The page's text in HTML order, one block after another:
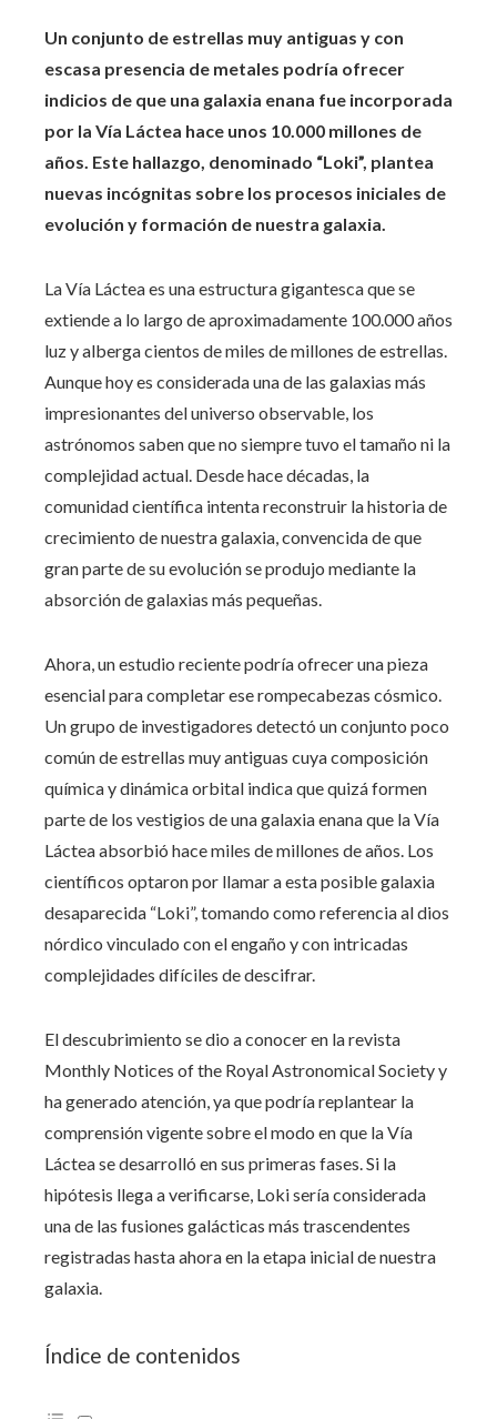
Un conjunto de estrellas muy antiguas y con
escasa presencia de metales podría ofrecer
indicios de que una galaxia enana fue incorporada
por la Vía Láctea hace unos 10.000 millones de
años. Este hallazgo, denominado “Loki”, plantea
nuevas incógnitas sobre los procesos iniciales de
evolución y formación de nuestra galaxia.
La Vía Láctea es una estructura gigantesca que se
extiende a lo largo de aproximadamente 100.000 años
luz y alberga cientos de miles de millones de estrellas.
Aunque hoy es considerada una de las galaxias más
impresionantes del universo observable, los
astrónomos saben que no siempre tuvo el tamaño ni la
complejidad actual. Desde hace décadas, la
comunidad científica intenta reconstruir la historia de
crecimiento de nuestra galaxia, convencida de que
gran parte de su evolución se produjo mediante la
absorción de galaxias más pequeñas.
Ahora, un estudio reciente podría ofrecer una pieza
esencial para completar ese rompecabezas cósmico.
Un grupo de investigadores detectó un conjunto poco
común de estrellas muy antiguas cuya composición
química y dinámica orbital indica que quizá formen
parte de los vestigios de una galaxia enana que la Vía
Láctea absorbió hace miles de millones de años. Los
científicos optaron por llamar a esta posible galaxia
desaparecida “Loki”, tomando como referencia al dios
nórdico vinculado con el engaño y con intricadas
complejidades difíciles de descifrar.
El descubrimiento se dio a conocer en la revista
Monthly Notices of the Royal Astronomical Society y
ha generado atención, ya que podría replantear la
comprensión vigente sobre el modo en que la Vía
Láctea se desarrolló en sus primeras fases. Si la
hipótesis llega a verificarse, Loki sería considerada
una de las fusiones galácticas más trascendentes
registradas hasta ahora en la etapa inicial de nuestra
galaxia.
Índice de contenidos